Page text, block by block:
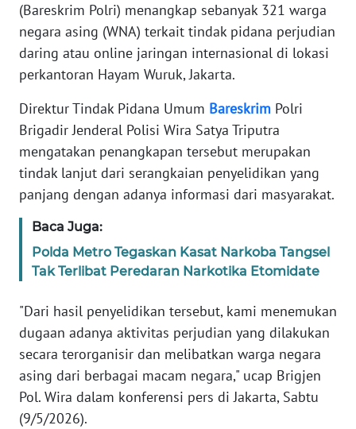
(Bareskrim Polri) menangkap sebanyak 321 warga
negara asing (WNA) terkait tindak pidana perjudian
daring atau online jaringan internasional di lokasi
perkantoran Hayam Wuruk, Jakarta.
Direktur Tindak Pidana Umum Bareskrim Polri
Brigadir Jenderal Polisi Wira Satya Triputra
mengatakan penangkapan tersebut merupakan
tindak lanjut dari serangkaian penyelidikan yang
panjang dengan adanya informasi dari masyarakat.
Baca Juga:
Polda Metro Tegaskan Kasat Narkoba Tangsel
Tak Terlibat Peredaran Narkotika Etomidate
"Dari hasil penyelidikan tersebut, kami menemukan
dugaan adanya aktivitas perjudian yang dilakukan
secara terorganisir dan melibatkan warga negara
asing dari berbagai macam negara," ucap Brigjen
Pol. Wira dalam konferensi pers di Jakarta, Sabtu
(9/5/2026).
Informasi
INDEKS
BERITA
KONTAK
KAMI
INFO
IKLAN
TENTANG
SIBER
REDAKSI
KARIR